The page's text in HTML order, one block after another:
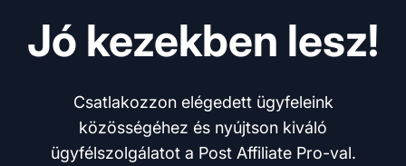
Jó kezekben lesz!
Csatlakozzon elégedett ügyfeleink
közösségéhez és nyújtson kiváló
ügyfélszolgálatot a Post Affiliate Pro-val.